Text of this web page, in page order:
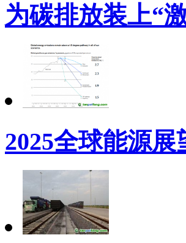
为碳排放装上“
2025全球能源